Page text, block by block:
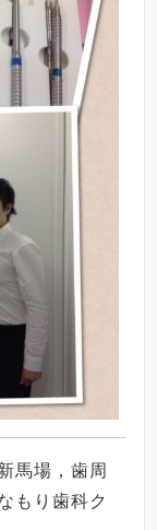
馬場，歯周
もり歯科ク